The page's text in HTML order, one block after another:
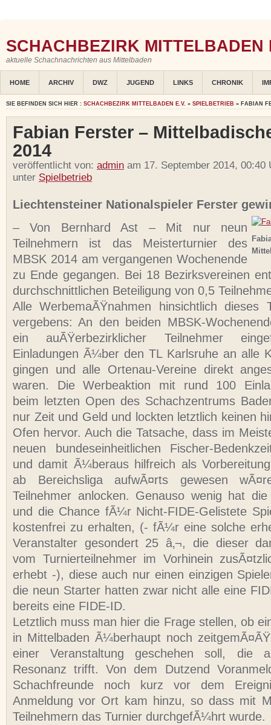
SCHACHBEZIRK MITTELBADEN
aktuelle Schachnachrichten aus Mittelbaden
HOME ARCHIV DWZ JUGEND LINKS CHRONIK
SIE BEFINDEN SICH HIER : SCHACHBEZIRK MITTELBADEN E.V. » SPIELBETRIEB » FABIAN
Fabian Ferster –
2014
veröffentlicht von: admin am 17. September 2014, 00:40
unter Spielbetrieb
Liechtensteiner Nationalspieler Ferster
– Von Bernhard Ast – Mit nur neun
Teilnehmern ist das Meisterturnier des
MBSK 2014 am vergangenen Wochenende
zu Ende gegangen. Bei 18 Bezirksvereinen
durchschnittlichen Beteiligung von 0,5
Alle WerbemaÃŸnahmen hinsichtlich dieses
vergebens: An den beiden MBSK-
ein auÃŸerbezirklicher Teilnehmer
Einladungen Ã¼ber den TL Karlsruhe an alle
gingen und alle Ortenau-Vereine direkt
waren. Die Werbeaktion mit rund 100
beim letzten Open des Schachzentrums
nur Zeit und Geld und lockten letztlich keinen
Ofen hervor. Auch die Tatsache, dass im
neuen bundeseinheitlichen Fischer-
und damit Ã¼beraus hilfreich als
ab Bereichsliga aufwÃ¤rts gewesen
Teilnehmer anlocken. Genauso wenig hat die
und die Chance fÃ¼r Nicht-FIDE-Gelistete
kostenfrei zu erhalten, (- fÃ¼r eine solche
Veranstalter gesondert 25 â‚¬, die dieser
vom Turnierteilnehmer im Vorhinein
erhebt -), diese auch nur einen einzigen
die neun Starter hatten zwar nicht alle eine
bereits eine FIDE-ID.
Letztlich muss man hier die Frage stellen, ob
in Mittelbaden Ã¼berhaupt noch
einer Veranstaltung geschehen soll, die
Resonanz trifft. Von dem Dutzend
Schachfreunde noch kurz vor dem
Anmeldung vor Ort kam hinzu, so dass mit
Teilnehmern das Turnier durchgefÃ¼hrt wurde.